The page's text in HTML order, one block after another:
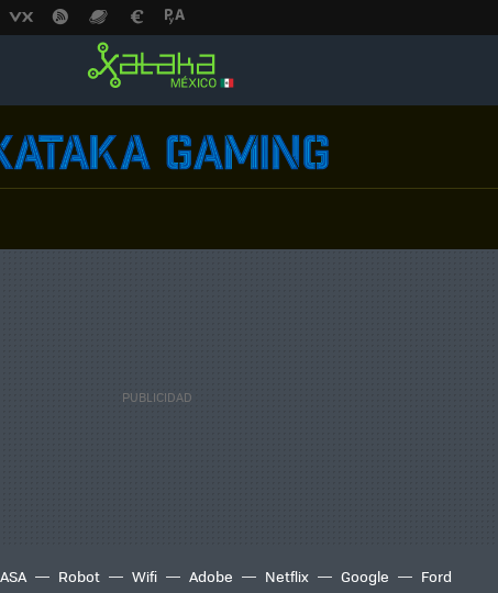
Robot Wifi Adobe Netflix Google Ford